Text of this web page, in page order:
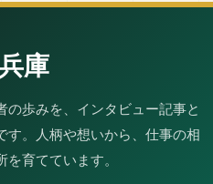
庫
歩みを、インタビュー記事と
す。人柄や想いから、仕事の相
育てています。